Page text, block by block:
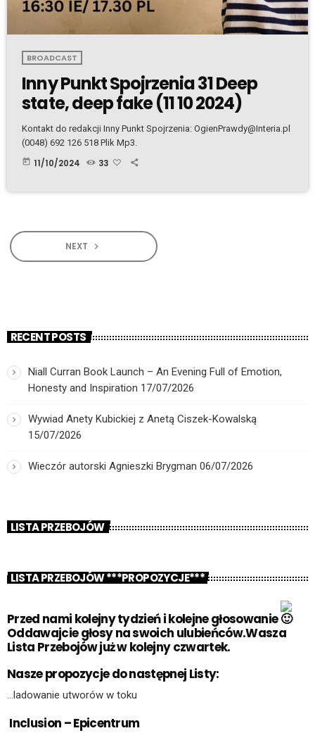
BROADCAST
Inny Punkt Spojrzenia 31 Deep
state, deep fake (11 10 2024)
Kontakt do redakcji Inny Punkt Spojrzenia: OgienPrawdy@Interia.pl
(0048) 692 126 518 Plik Mp3.
today 11/10/2024 33
NEXT navigate_next
RECENT POSTS
Niall Curran Book Launch – An Evening Full of Emotion,
Honesty and Inspiration 17/07/2026
Wywiad Anety Kubickiej z Anetą Ciszek-Kowalską
15/07/2026
Wieczór autorski Agnieszki Brygman 06/07/2026
LISTA PRZEBOJÓW
LISTA PRZEBOJÓW ***PROPOZYCJE***
Przed nami kolejny tydzień i kolejne głosowanie
Oddawajcie głosy na swoich ulubieńców.Wasza
Lista Przebojów już w kolejny czwartek.
Nasze propozycje do następnej Listy:
…ladowanie utworów w toku
Inclusion – Epicentrum